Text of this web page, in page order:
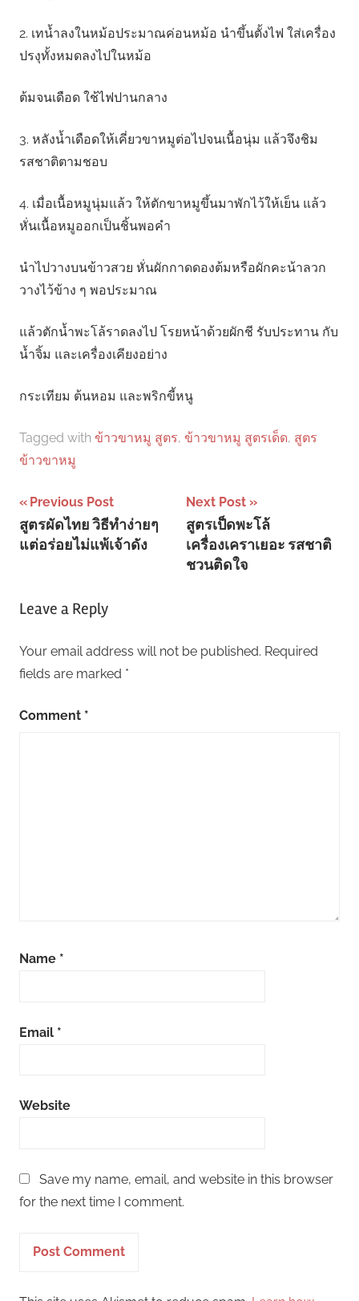
2. เทน้ำลงในหม้อประมาณค่อนหม้อ นำขึ้นตั้งไฟ ใส่เครื่อง
ปรงุทั้งหมดลงไปในหม้อ
ต้มจนเดือด ใช้ไฟปานกลาง
3. หลังน้ำเดือดให้เคี่ยวขาหมูต่อไปจนเนื้อนุ่ม แล้วจึงชิม
รสชาติตามชอบ
4. เมื่อเนื้อหมูนุ่มแล้ว ให้ตักขาหมูขึ้นมาพักไว้ให้เย็น แล้ว
หั่นเนื้อหมูออกเป็นชิ้นพอคำ
นำไปวางบนข้าวสวย หั่นผักกาดดองต้มหรือผักคะน้าลวก
วางไว้ข้าง ๆ พอประมาณ
แล้วตักน้ำพะโล้ราดลงไป โรยหน้าด้วยผักชี รับประทาน กับ
น้ำจิ้ม และเครื่องเคียงอย่าง
กระเทียม ต้นหอม และพริกขี้หนู
Tagged with ข้าวขาหมู สูตร, ข้าวขาหมู สูตรเด็ด, สูตร
ข้าวขาหมู
Post
navigation
Previous Post
สูตรผัดไทย วิธีทำง่ายๆ
แต่อร่อยไม่แพ้เจ้าดัง
Next Post
สูตรเป็ดพะโล้
เครื่องเคราเยอะ รสชาติ
ชวนติดใจ
Leave a Reply
Your email address will not be published. Required
fields are marked *
Comment *
Name *
Email *
Website
Save my name, email, and website in this browser
for the next time I comment.